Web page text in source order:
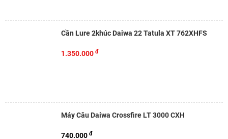
Cần Lure 2khúc Daiwa 22 Tatula XT 762XHFS
1.350.000 đ
Máy Câu Daiwa Crossfire LT 3000 CXH
740.000 đ